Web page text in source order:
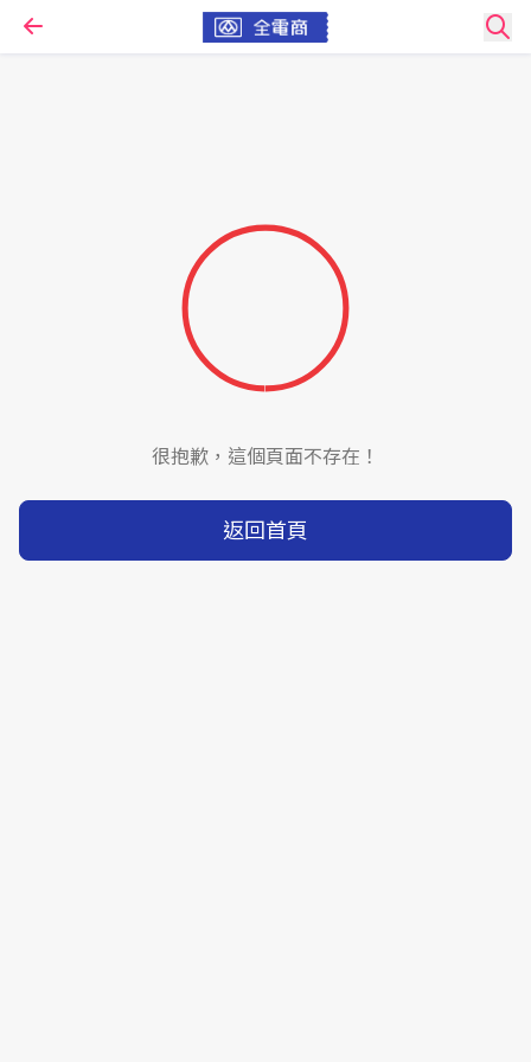
很抱歉，這個頁面不存在！
返回首頁